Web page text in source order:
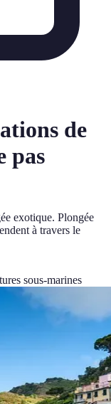
de
pas
exotique. Plongée
à travers le
sous-marines